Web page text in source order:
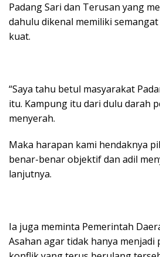
Padang Sari dan Terusan yang
dahulu dikenal memiliki
kuat.
“Saya tahu betul masyarakat
itu. Kampung itu dari dulu darah
menyerah.
Maka harapan kami hendaknya
benar-benar objektif dan adil
lanjutnya.
Ia juga meminta Pemerintah
Asahan agar tidak hanya menjadi